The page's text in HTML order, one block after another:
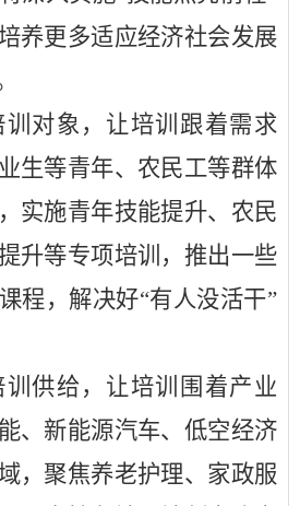
养更多适应经济社会发展
对象，让培训跟着需求
生等青年、农民工等群体
实施青年技能提升、农民
升等专项培训，推出一些
程，解决好“有人没活干”
给，让培训围着产业
、新能源汽车、低空经济
，聚焦养老护理、家政服